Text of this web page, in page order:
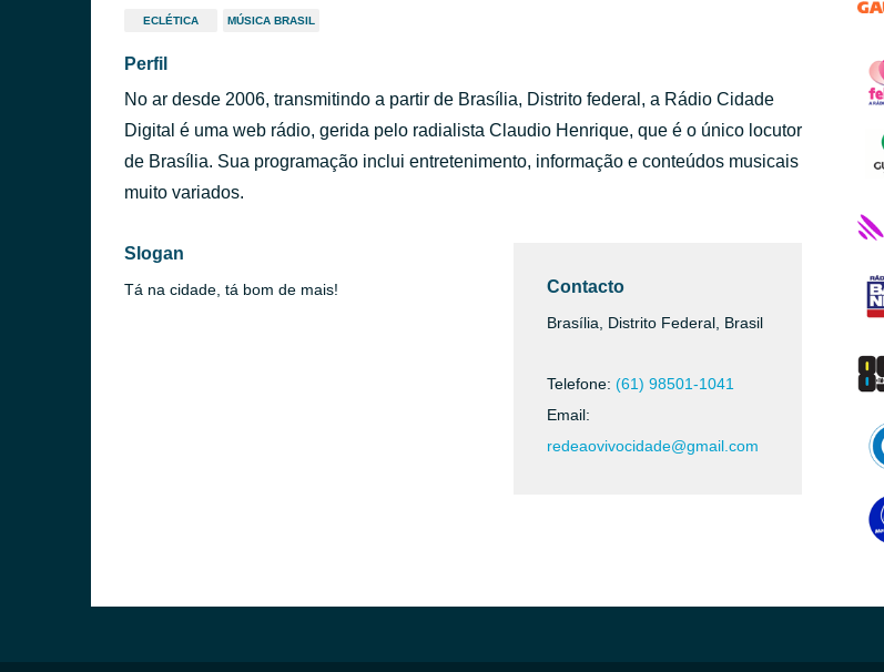
ECLÉTICA MÚSICA BRASIL
Perfil
No ar desde 2006, transmitindo a partir de Brasília, Distrito federal, a Rádio Cidade
Digital é uma web rádio, gerida pelo radialista Claudio Henrique, que é o único locutor
de Brasília. Sua programação inclui entretenimento, informação e conteúdos musicais
muito variados.
Slogan
Tá na cidade, tá bom de mais! Contacto
Brasília, Distrito Federal, Brasil
Telefone: (61) 98501-1041
Email:
redeaovivocidade@gmail.com